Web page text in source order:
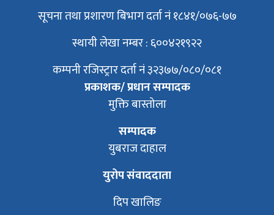
सूचना तथा प्रशारण बिभाग दर्ता नं १८४१/०७६-७७
स्थायी लेखा नम्बर : ६००४२१९२२
कम्पनी रजिस्ट्रार दर्ता नं ३२३७७/०८०/०८१
प्रकाशक/ प्रधान सम्पादक
मुक्ति बास्तोला
सम्पादक
युबराज दाहाल
युरोप संवाददाता
दिप खालिङ